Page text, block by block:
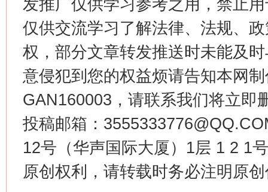
发推广仅供学习参考之用，禁止
仅供交流学习了解法律、法规、
权，部分文章转发推送时未能及
意侵犯到您的权益烦请告知本网
GAN160003，请联系我们将立即
投稿邮箱：
12号（华声国际大厦）1层 1 2 1
原创权利，请转载时务必注明原
魏明亮
“刷贴”乱象丛生
生